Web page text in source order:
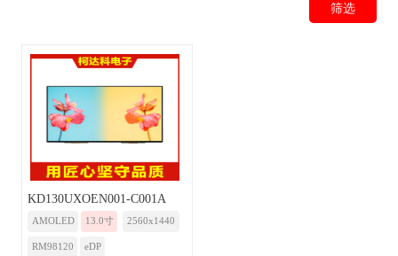
筛选
KD130UXOEN001-C001A
AMOLED 13.0寸 2560x1440
RM98120 eDP